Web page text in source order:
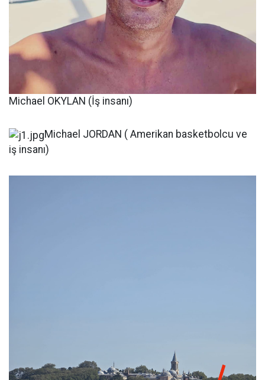
Michael OKYLAN (İş insanı)
Michael JORDAN ( Amerikan basketbolcu ve
iş insanı)